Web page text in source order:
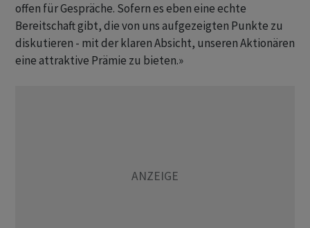
offen für Gespräche. Sofern es eben eine echte
Bereitschaft gibt, die von uns aufgezeigten Punkte zu
diskutieren - mit der klaren Absicht, unseren Aktionären
eine attraktive Prämie zu bieten.»